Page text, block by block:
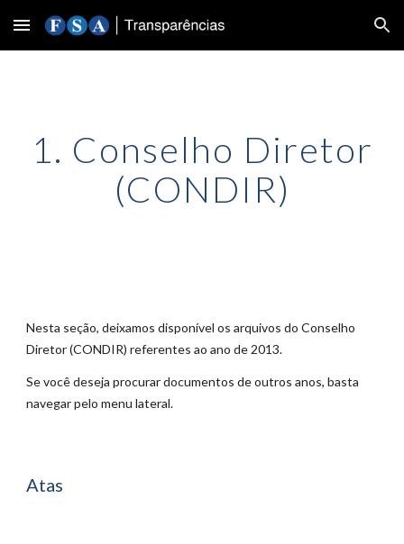
Skip to main content Skip to navigation
1. Conselho Diretor
(CONDIR)
Nesta seção, deixamos disponível os arquivos do Conselho
Diretor (CONDIR) referentes ao ano de 2013.
Se você deseja procurar documentos de outros anos, basta
navegar pelo menu lateral.
Atas